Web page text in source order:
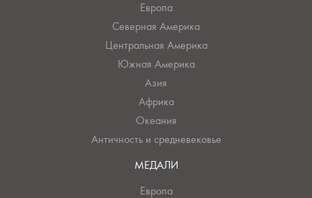
Европа
Северная Америка
Центральная Америка
Южная Америка
Азия
Африка
Океания
Античность и средневековье
МЕДАЛИ
Европа